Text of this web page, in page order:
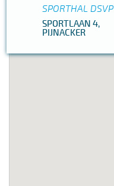
SPORTHAL DSVP
SPORTLAAN 4,
PIJNACKER